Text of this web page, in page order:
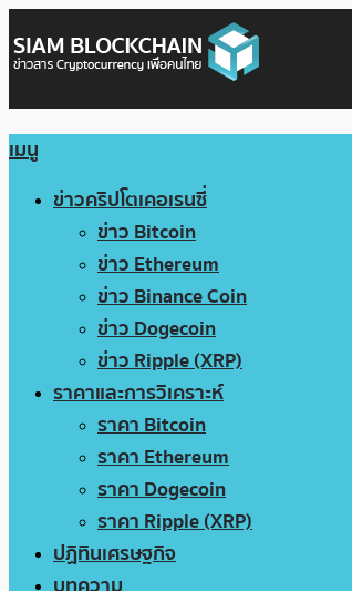
เมนู
ข่าวคริปโตเคอเรนซี่
ข่าว Bitcoin
ข่าว Ethereum
ข่าว Binance Coin
ข่าว Dogecoin
ข่าว Ripple (XRP)
ราคาและการวิเคราะห์
ราคา Bitcoin
ราคา Ethereum
ราคา Dogecoin
ราคา Ripple (XRP)
ปฏิทินเศรษฐกิจ